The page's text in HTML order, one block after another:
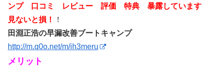
ンプ 口コミ レビュー 評価 特典 暴露しています
見ないと損！
！
田淵正浩の早漏改善ブートキャンプ
http://m.q0o.net/m/ih3meru
メリット